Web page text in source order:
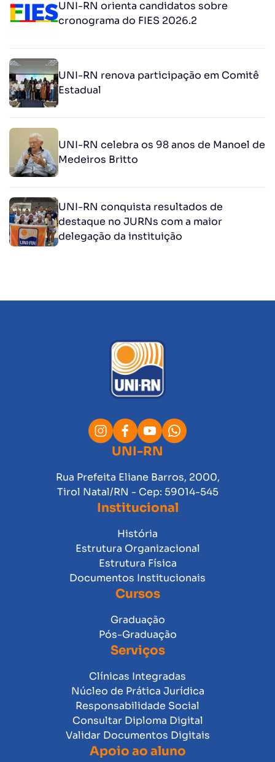
UNI-RN orienta candidatos sobre
cronograma do FIES 2026.2
UNI-RN renova participação em Comitê
Estadual
UNI-RN celebra os 98 anos de Manoel de
Medeiros Britto
UNI-RN conquista resultados de
destaque no JURNs com a maior
delegação da instituição
UNI-RN
Rua Prefeita Eliane Barros, 2000,
Tirol Natal/RN - Cep: 59014-545
Institucional
História
Estrutura Organizacional
Estrutura Física
Documentos Institucionais
Cursos
Graduação
Pós-Graduação
Serviços
Clínicas Integradas
Núcleo de Prática Jurídica
Responsabilidade Social
Consultar Diploma Digital
Validar Documentos Digitais
Apoio ao aluno